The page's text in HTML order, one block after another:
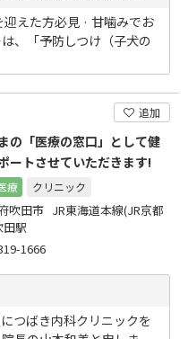
えた方必見 · 甘噛みでお
、「予防しつけ（子犬の
追加
の「医療の窓口」として健
ートさせていただきます!
療 クリニック
吹田市 JR東海道本線(JR京都
田駅
1666
つばき内科クリニックを